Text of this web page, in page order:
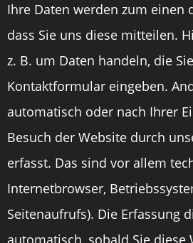
Ihre Daten werden zum einen
dass Sie uns diese mitteilen.
z. B. um Daten handeln, die
Kontaktformular eingeben.
automatisch oder nach Ihrer
Besuch der Website durch
erfasst. Das sind vor allem
Internetbrowser,
Seitenaufrufs). Die Erfassung
automatisch, sobald Sie diese